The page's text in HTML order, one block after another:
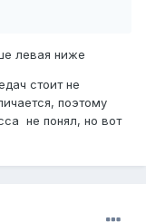
левая ниже
стоит не
поэтому
не понял, но вот